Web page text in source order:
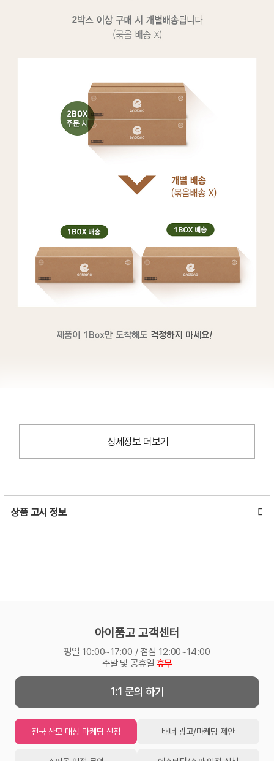
상세정보 더보기
상품 고시 정보
아이품고 고객센터
평일 10:00~17:00 / 점심 12:00~14:00
주말 및 공휴일 휴무
1:1 문의 하기
전국 산모 대상 마케팅 신청 배너 광고/마케팅 제안